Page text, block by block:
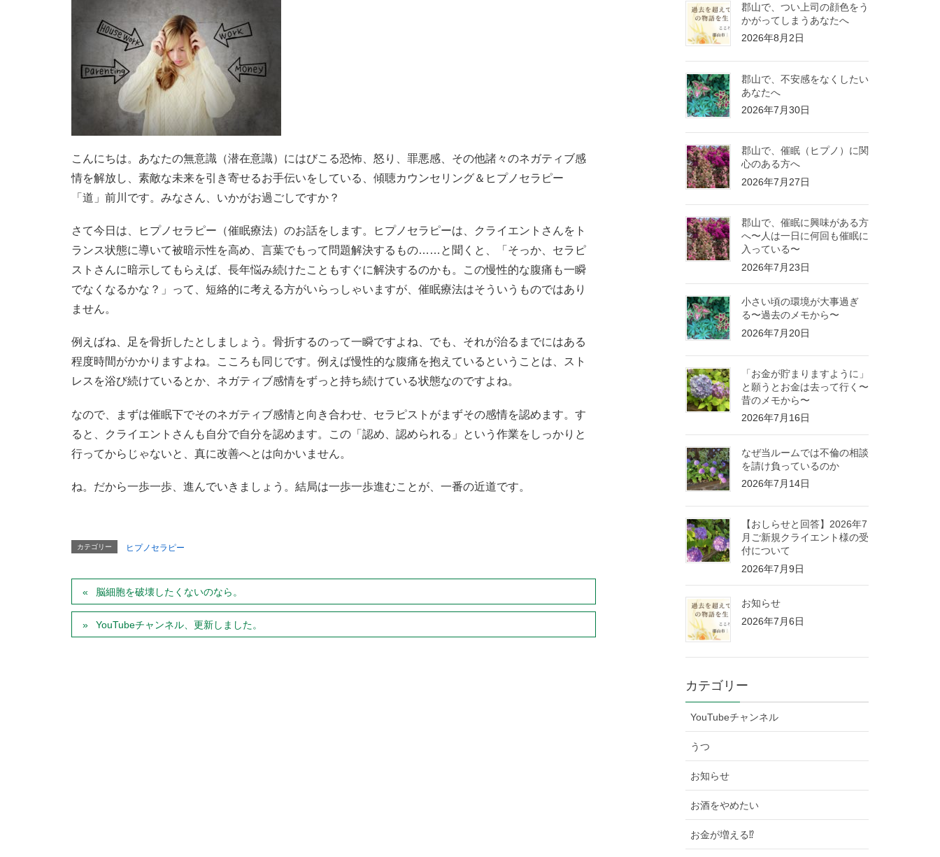
こんにちは。あなたの無意識（潜在意識）にはびこる恐怖、怒り、罪悪感、その他諸々のネガティブ感
情を解放し、素敵な未来を引き寄せるお手伝いをしている、傾聴カウンセリング＆ヒプノセラピー
「道」前川です。みなさん、いかがお過ごしですか？
さて今日は、ヒプノセラピー（催眠療法）のお話をします。ヒプノセラピーは、クライエントさんをト
ランス状態に導いて被暗示性を高め、言葉でもって問題解決するもの……と聞くと、「そっか、セラピ
ストさんに暗示してもらえば、長年悩み続けたこともすぐに解決するのかも。この慢性的な腹痛も一瞬
でなくなるかな？」って、短絡的に考える方がいらっしゃいますが、催眠療法はそういうものではあり
ません。
例えばね、足を骨折したとしましょう。骨折するのって一瞬ですよね、でも、それが治るまでにはある
程度時間がかかりますよね。こころも同じです。例えば慢性的な腹痛を抱えているということは、スト
レスを浴び続けているとか、ネガティブ感情をずっと持ち続けている状態なのですよね。
なので、まずは催眠下でそのネガティブ感情と向き合わせ、セラピストがまずその感情を認めます。す
ると、クライエントさんも自分で自分を認めます。この「認め、認められる」という作業をしっかりと
行ってからじゃないと、真に改善へとは向かいません。
ね。だから一歩一歩、進んでいきましょう。結局は一歩一歩進むことが、一番の近道です。
カテゴリー ヒプノセラピー
脳細胞を破壊したくないのなら。
YouTubeチャンネル、更新しました。
郡山で、つい上司の顔色をう
かがってしまうあなたへ
2026年8月2日
郡山で、不安感をなくしたい
あなたへ
2026年7月30日
郡山で、催眠（ヒプノ）に関
心のある方へ
2026年7月27日
郡山で、催眠に興味がある方
へ〜人は一日に何回も催眠に
入っている〜
2026年7月23日
小さい頃の環境が大事過ぎ
る〜過去のメモから〜
2026年7月20日
「お金が貯まりますように」
と願うとお金は去って行く〜
昔のメモから〜
2026年7月16日
なぜ当ルームでは不倫の相談
を請け負っているのか
2026年7月14日
【おしらせと回答】2026年7
月ご新規クライエント様の受
付について
2026年7月9日
お知らせ
2026年7月6日
カテゴリー
YouTubeチャンネル
うつ
お知らせ
お酒をやめたい
お金が増える⁉︎